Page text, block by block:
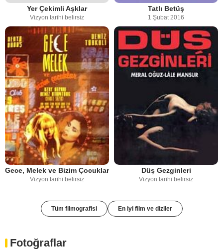
Yer Çekimli Aşklar
Vizyon tarihi belirsiz
Tatlı Betüş
1 Şubat 2016
Gece, Melek ve Bizim Çocuklar
Vizyon tarihi belirsiz
Düş Gezginleri
Vizyon tarihi belirsiz
Tüm filmografisi En iyi film ve diziler
Fotoğraflar